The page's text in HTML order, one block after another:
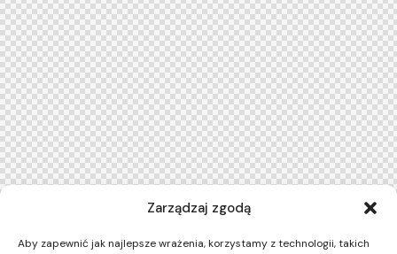
Zarządzaj zgodą
Aby zapewnić jak najlepsze wrażenia, korzystamy z technologii, takich